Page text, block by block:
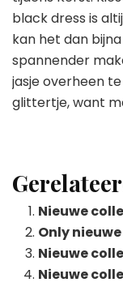
black dress is
kan het dan
spannender
jasje overheen
glittertje, want
Nieuwe
Only
Nieuwe
Nieuwe